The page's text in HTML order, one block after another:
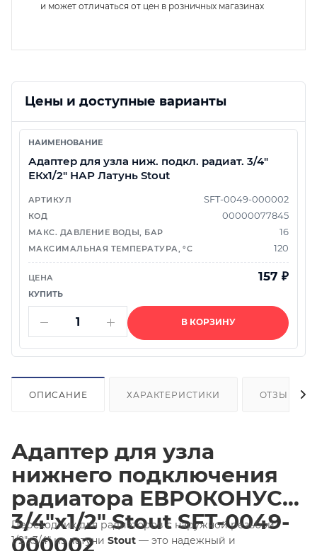
и может отличаться от цен в розничных магазинах
Цены и доступные варианты
Адаптер для узла ниж. подкл. радиат. 3/4"
ЕКх1/2" НАР Латунь Stout
SFT-0049-000002
00000077845
16
120
157 ₽
В КОРЗИНУ
ОПИСАНИЕ ХАРАКТЕРИСТИКИ ОТЗЫВЫ
Адаптер для узла
нижнего подключения
радиатора ЕВРОКОНУС
3/4"х1/2" Stout SFT-0049-
000002
Переходник для радиаторов с наружной резьбой
1/2"х3/4" из латуни Stout — это надежный и